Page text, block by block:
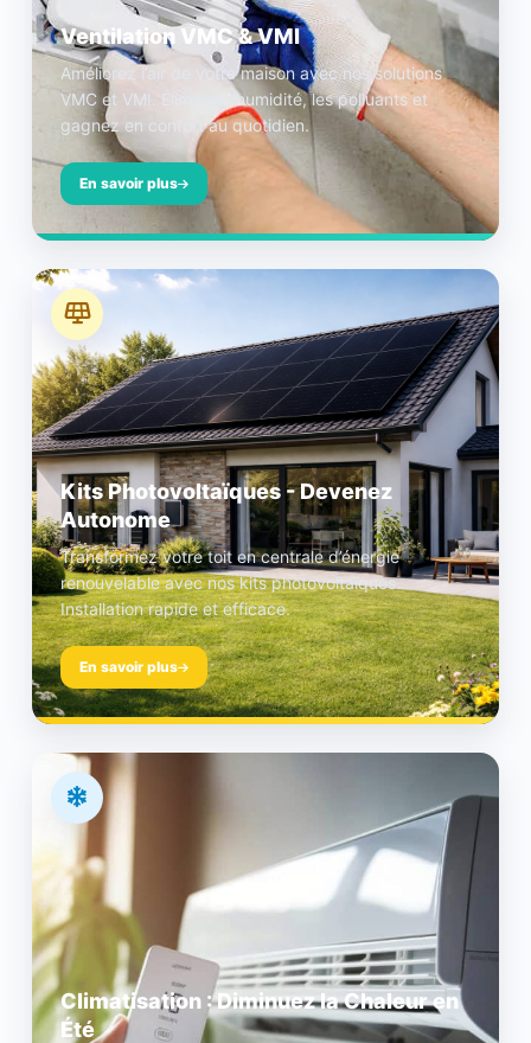
Ventilation VMC & VMI
Améliorez l’air de votre maison avec nos solutions
VMC et VMI. Éliminez l’humidité, les polluants et
gagnez en confort au quotidien.
En savoir plus
Kits Photovoltaïques - Devenez
Autonome
Transformez votre toit en centrale d’énergie
renouvelable avec nos kits photovoltaïques.
Installation rapide et efficace.
En savoir plus
Climatisation : Diminuez la Chaleur en
Été